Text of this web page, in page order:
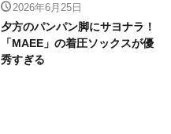
2026年6月25日
夕方のパンパン脚にサヨナラ！
「MAEE」の着圧ソックスが優
秀すぎる